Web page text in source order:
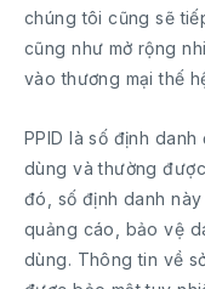
chúng tôi cũng sẽ
cũng như mở rộng
vào thương mại thế
PPID là số định
dùng và thường
đó, số định danh
quảng cáo, bảo vệ
dùng. Thông tin về